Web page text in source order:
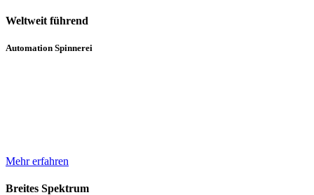
Weltweit führend
Automation Spinnerei
Mehr erfahren
Breites Spektrum